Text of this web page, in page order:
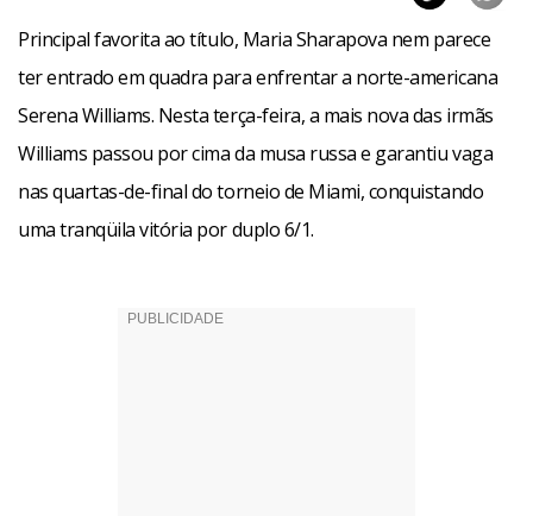
Principal favorita ao título, Maria Sharapova nem parece
ter entrado em quadra para enfrentar a norte-americana
Serena Williams. Nesta terça-feira, a mais nova das irmãs
Williams passou por cima da musa russa e garantiu vaga
nas quartas-de-final do torneio de Miami, conquistando
uma tranqüila vitória por duplo 6/1.